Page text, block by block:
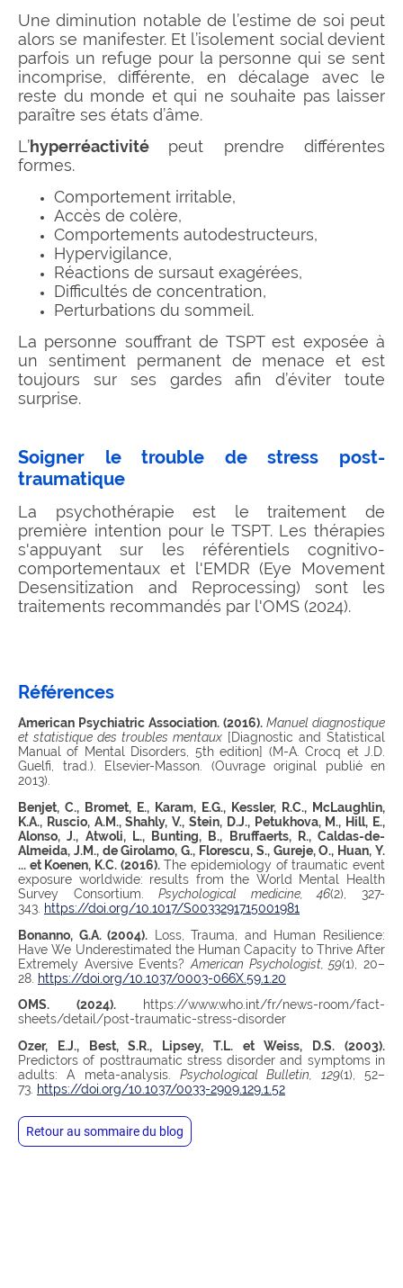
Une diminution notable de l’estime de soi peut
alors se manifester. Et l’isolement social devient
parfois un refuge pour la personne qui se sent
incomprise, différente, en décalage avec le
reste du monde et qui ne souhaite pas laisser
paraître ses états d’âme.
L’hyperréactivité peut prendre différentes
formes.
Comportement irritable,
Accès de colère,
Comportements autodestructeurs,
Hypervigilance,
Réactions de sursaut exagérées,
Difficultés de concentration,
Perturbations du sommeil.
La personne souffrant de TSPT est exposée à
un sentiment permanent de menace et est
toujours sur ses gardes afin d’éviter toute
surprise.
Soigner le trouble de stress post-
traumatique
La psychothérapie est le traitement de
première intention pour le TSPT. Les thérapies
s'appuyant sur les référentiels cognitivo-
comportementaux et l'EMDR (Eye Movement
Desensitization and Reprocessing) sont les
traitements recommandés par l'OMS (2024).
Références
American Psychiatric Association. (2016). Manuel diagnostique
et statistique des troubles mentaux [Diagnostic and Statistical
Manual of Mental Disorders, 5th edition] (M-A. Crocq et J.D.
Guelfi, trad.). Elsevier-Masson. (Ouvrage original publié en
2013).
Benjet, C., Bromet, E., Karam, E.G., Kessler, R.C., McLaughlin,
K.A., Ruscio, A.M., Shahly, V., Stein, D.J., Petukhova, M., Hill, E.,
Alonso, J., Atwoli, L., Bunting, B., Bruffaerts, R., Caldas-de-
Almeida, J.M., de Girolamo, G., Florescu, S., Gureje, O., Huan, Y.
... et Koenen, K.C. (2016).The epidemiology of traumatic event
exposure worldwide: results from the World Mental Health
Survey Consortium.Psychological medicine, 46(2), 327-
343. https://doi.org/10.1017/S0033291715001981
Bonanno, G.A. (2004). Loss, Trauma, and Human Resilience:
Have We Underestimated the Human Capacity to Thrive After
Extremely Aversive Events? American Psychologist, 59(1), 20–
28. https://doi.org/10.1037/0003-066X.59.1.20
OMS. (2024).https://www.who.int/fr/news-room/fact-
sheets/detail/post-traumatic-stress-disorder
Ozer, E.J., Best, S.R., Lipsey, T.L. et Weiss, D.S. (2003).
Predictors of posttraumatic stress disorder and symptoms in
adults: A meta-analysis. Psychological Bulletin, 129(1), 52–
73. https://doi.org/10.1037/0033-2909.129.1.52
Retour au sommaire du blog